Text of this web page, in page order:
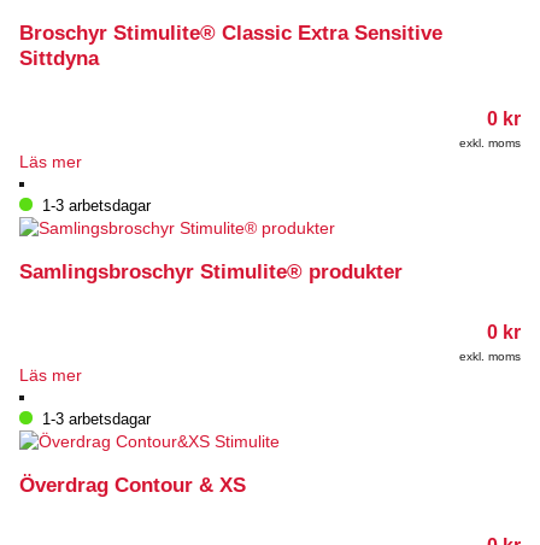
Broschyr Stimulite® Classic Extra Sensitive
Sittdyna
0 kr
exkl. moms
Läs mer
1-3 arbetsdagar
Samlingsbroschyr Stimulite® produkter
0 kr
exkl. moms
Läs mer
1-3 arbetsdagar
Överdrag Contour & XS